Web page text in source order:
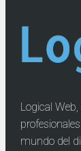
Logical
mundo del